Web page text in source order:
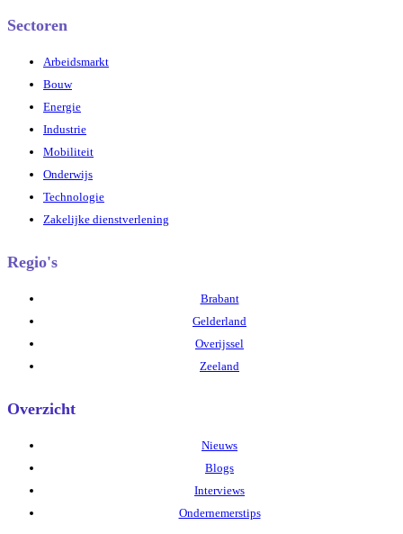
Sectoren
Arbeidsmarkt
Bouw
Energie
Industrie
Mobiliteit
Onderwijs
Technologie
Zakelijke dienstverlening
Regio's
Brabant
Gelderland
Overijssel
Zeeland
Overzicht
Nieuws
Blogs
Interviews
Ondernemerstips